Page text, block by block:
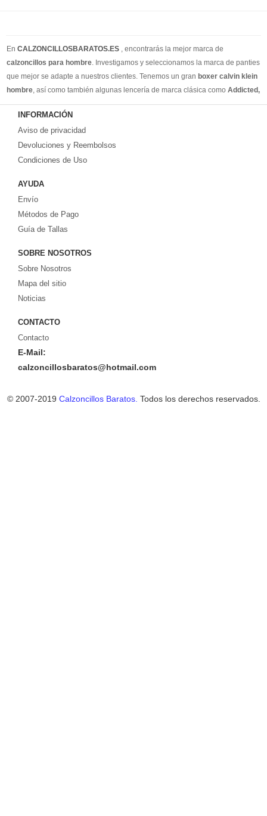
En CALZONCILLOSBARATOS.ES
, encontrarás la mejor marca de
calzoncillos para hombre . Investigamos y seleccionamos la marca de panties
que mejor se adapte a nuestros clientes. Tenemos un gran boxer calvin klein
hombre , así como también algunas lencería de marca clásica como Addicted,
Armain, Versace, Ralph Lauren. Además de los calzoncillos de estilo
cotidiano, también tenemos calzoncillos para hombres, slip y tangas para
hombres. Creemos que puede encontrar todos los estilos de ropa interior que
necesita en nuestro sitio web. Puedes encontrar su estilo en nuestra tienda
online. Recuerde, si no está satisfecho, tiene 15 días para volver ... ¡envío
INFORMACIÓN
Aviso de privacidad
Devoluciones y Reembolsos
Condiciones de Uso
AYUDA
Envío
Métodos de Pago
Guía de Tallas
SOBRE NOSOTROS
Sobre Nosotros
Mapa del sitio
Noticias
CONTACTO
Contacto
E-Mail:
calzoncillosbaratos@hotmail.com
© 2007-2019 Calzoncillos Baratos. Todos los derechos reservados.